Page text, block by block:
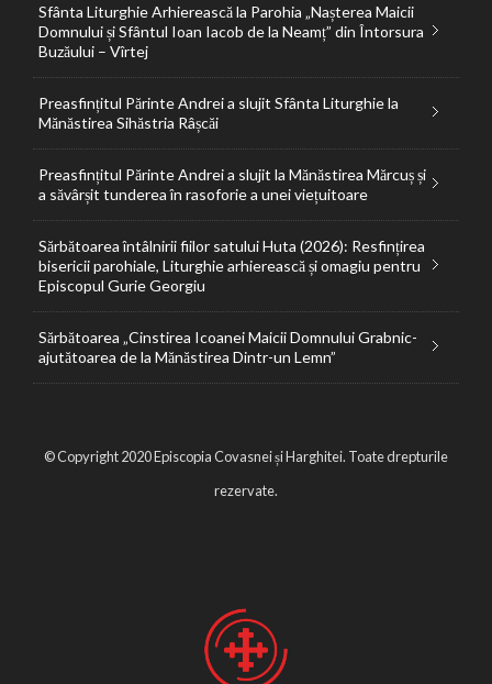
Sfânta Liturghie Arhierească la Parohia „Nașterea Maicii
Domnului și Sfântul Ioan Iacob de la Neamț” din Întorsura
Buzăului – Vîrtej
Preasfințitul Părinte Andrei a slujit Sfânta Liturghie la
Mănăstirea Sihăstria Râșcăi
Preasfințitul Părinte Andrei a slujit la Mănăstirea Mărcuș și
a săvârșit tunderea în rasoforie a unei viețuitoare
Sărbătoarea întâlnirii fiilor satului Huta (2026): Resfințirea
bisericii parohiale, Liturghie arhierească și omagiu pentru
Episcopul Gurie Georgiu
Sărbătoarea „Cinstirea Icoanei Maicii Domnului Grabnic-
ajutătoarea de la Mănăstirea Dintr-un Lemn”
© Copyright 2020 Episcopia Covasnei și Harghitei. Toate drepturile
rezervate.